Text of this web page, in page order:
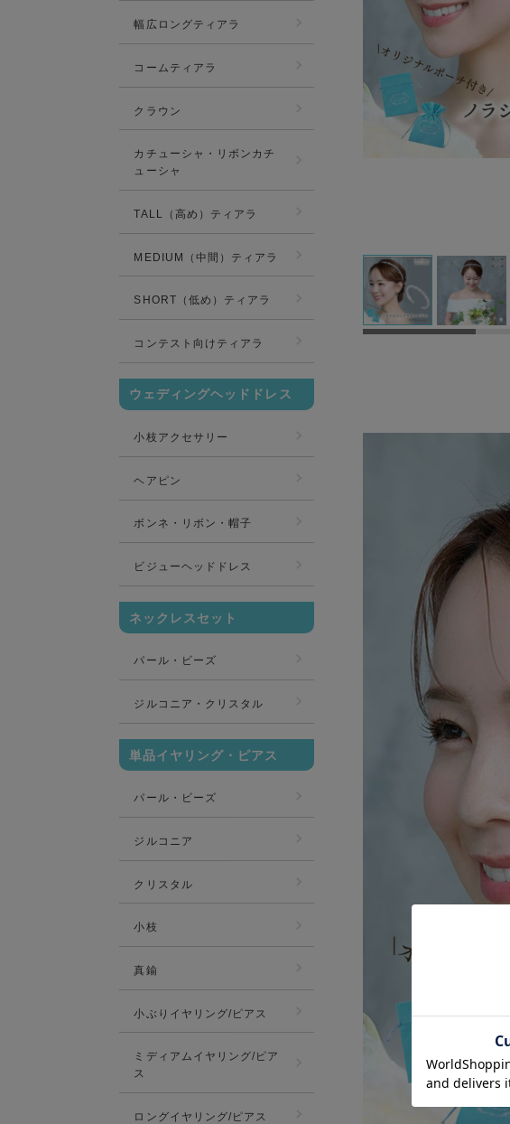
幅広ロングティアラ
コームティアラ
クラウン
カチューシャ・リボンカチ
ューシャ
TALL（高め）ティアラ
MEDIUM（中間）ティアラ
SHORT（低め）ティアラ
コンテスト向けティアラ
ウェディングヘッドドレス
小枝アクセサリー
ヘアピン
ボンネ・リボン・帽子
ビジューヘッドドレス
ネックレスセット
パール・ビーズ
ジルコニア・クリスタル
単品イヤリング・ピアス
パール・ビーズ
ジルコニア
クリスタル
小枝
真鍮
小ぶりイヤリング/ピアス
ミディアムイヤリング/ピア
ス
ロングイヤリング/ピアス